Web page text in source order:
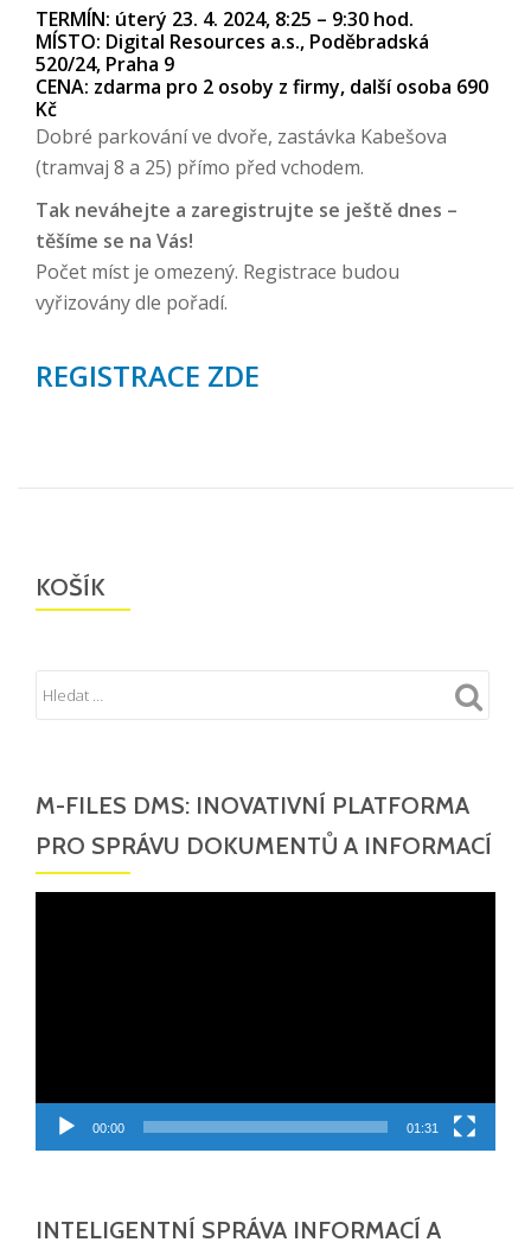
TERMÍN: úterý 23. 4. 2024, 8:25 – 9:30 hod.
MÍSTO: Digital Resources a.s., Poděbradská
520/24, Praha 9
CENA: zdarma pro 2 osoby z firmy, další osoba 690
Kč
Dobré parkování ve dvoře, zastávka Kabešova
(tramvaj 8 a 25) přímo před vchodem.
Tak neváhejte a zaregistrujte se ještě dnes –
těšíme se na Vás!
Počet míst je omezený. Registrace budou
vyřizovány dle pořadí.
REGISTRACE ZDE
KOŠÍK
M-FILES DMS: INOVATIVNÍ PLATFORMA
PRO SPRÁVU DOKUMENTŮ A INFORMACÍ
00:00 01:31
INTELIGENTNÍ SPRÁVA INFORMACÍ A